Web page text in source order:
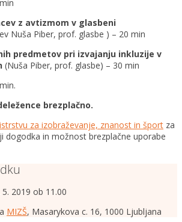
z avtizmom v glasbeni
Nuša Piber, prof. glasbe ) – 20 min
predmetov pri izvajanju inkluzije v
(Nuša Piber, prof. glasbe) – 30 min
brezplačno.
za izobraževanje, znanost in šport za
dogodka in možnost brezplačne uporabe
2019 ob 11.00
MIZŠ, Masarykova c. 16, 1000 Ljubljana